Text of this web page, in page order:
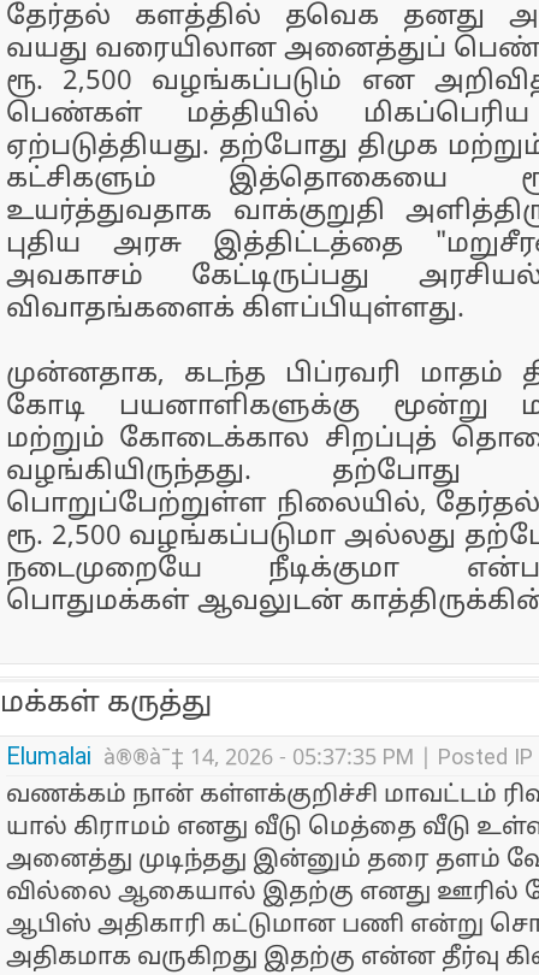
தேர்தல் களத்தில் தவெக தனது
வயது வரையிலான அனைத்துப்
ரூ. 2,500 வழங்கப்படும் என
பெண்கள் மத்தியில் மிகப்பெரிய
ஏற்படுத்தியது. தற்போது திமுக
கட்சிகளும் இத்தொகையை
உயர்த்துவதாக வாக்குறுதி
புதிய அரசு இத்திட்டத்தை
அவகாசம் கேட்டிருப்பது
விவாதங்களைக் கிளப்பியுள்ளது.
முன்னதாக, கடந்த பிப்ரவரி மாதம்
கோடி பயனாளிகளுக்கு மூன்று
மற்றும் கோடைக்கால சிறப்புத்
வழங்கியிருந்தது. தற்போது
பொறுப்பேற்றுள்ள நிலையில், தேர்தல்
ரூ. 2,500 வழங்கப்படுமா அல்லது
நடைமுறையே நீடிக்குமா
பொதுமக்கள் ஆவலுடன்
மக்கள் கருத்து
Elumalai à®®à¯‡ 14, 2026 - 05:37:35 PM | Posted
வணக்கம் நான் கள்ளக்குறிச்சி மாவட்டம்
யால் கிராமம் எனது வீடு மெத்தை வீடு
அனைத்து முடிந்தது இன்னும் தரை தளம்
வில்லை ஆகையால் இதற்கு எனது ஊரில்
ஆபிஸ் அதிகாரி கட்டுமான பணி என்று
அதிகமாக வருகிறது இதற்கு என்ன தீர்வு